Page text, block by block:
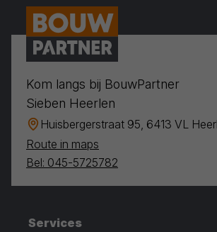
Kom langs bij BouwPartner
Sieben Heerlen
Huisbergerstraat 95, 6413 VL
Route in maps
Bel: 045-5725782
Services